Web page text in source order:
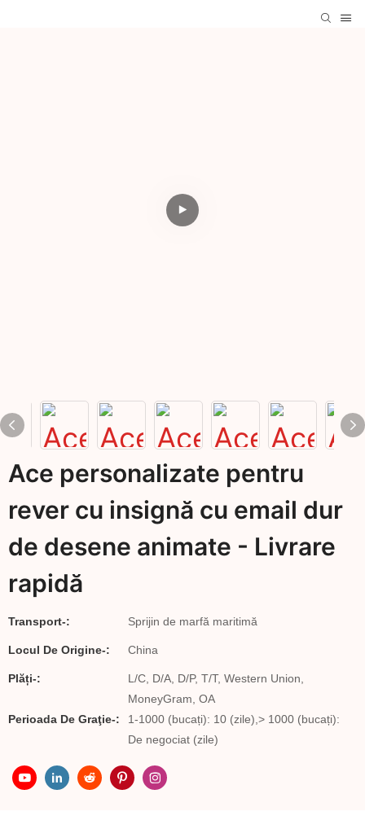
Ace personalizate pentru
rever cu insignă cu email dur
de desene animate - Livrare
rapidă
Transport-: Sprijin de marfă maritimă
Locul De Origine-: China
Plăți-:
L/C, D/A, D/P, T/T, Western Union,
MoneyGram, OA
Perioada De Graţie-:
1-1000 (bucați): 10 (zile),> 1000 (bucați):
De negociat (zile)